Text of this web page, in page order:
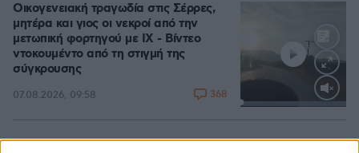
Loaded:
Οικογενειακή τραγωδία στις Σέρρες,
μητέρα και γιος οι νεκροί από την
μετωπική φορτηγού με ΙΧ - Βίντεο
ντοκουμέντο από τη στιγμή της
σύγκρουσης
07.08.2026, 09:58 368